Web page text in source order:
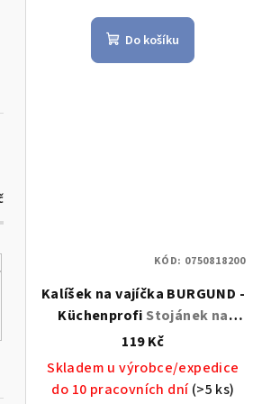
Do košíku
Kalíšek na vajíčka BURGUND -
Küchenprofi Stojánek na
vajíčko BURGUND -
Küchenprofi
119 Kč
Skladem u výrobce/expedice
do 10 pracovních dní(>5 ks)
KÓD: 0750818200